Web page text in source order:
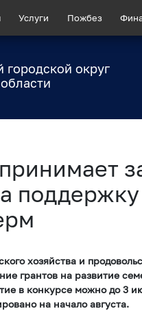
Услуги Пожбез
городской округ
хозяйства и
грантов на развитие
в конкурсе можно до 3
на начало августа.